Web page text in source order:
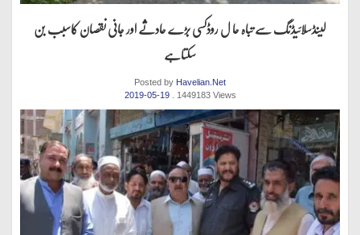
لینڈسلائیڈنگ سے تباہ حا ل روڈکسی بڑے حادثے اور جانی نقصان کاسبب بن
سکتاہے
Posted by Havelian.Net
2019-05-19
. 1449183 Views